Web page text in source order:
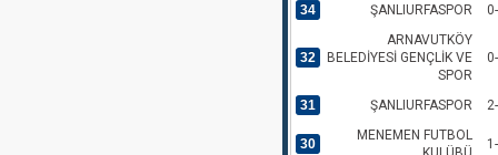
34 ŞANLIURFASPOR
32
ARNAVUTKÖY
BELEDİYESİ GENÇLİK VE
SPOR
31 ŞANLIURFASPOR
30
MENEMEN FUTBOL